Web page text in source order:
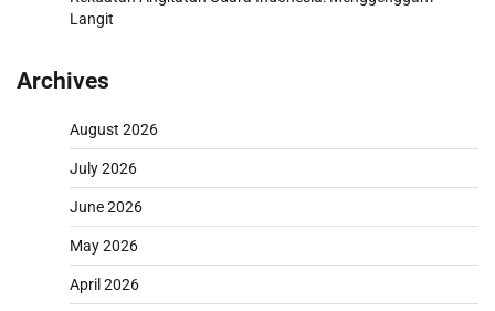
Langit
Archives
August 2026
July 2026
June 2026
May 2026
April 2026